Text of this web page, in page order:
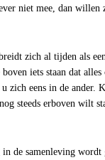
niet mee, dan willen
zich al tijden als
iets staan dat
zich eens in de ander.
steeds erboven wilt
de samenleving